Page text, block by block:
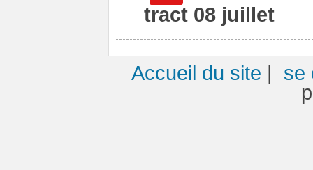
tract 08 juillet
Accueil du site | se